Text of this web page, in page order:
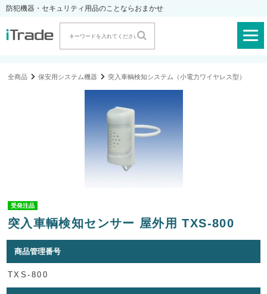
防犯機器・セキュリティ用品のことならおまかせ
全商品 保安用システム機器 突入車輌検知システム（小電力ワイヤレス型）
受発注品
突入車輌検知センサー 屋外用 TXS-800
商品管理番号
TXS-800